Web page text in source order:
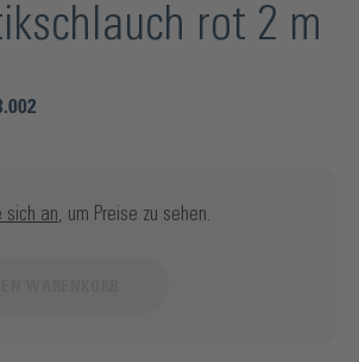
rot 2 m
sich an , um Preise zu sehen.